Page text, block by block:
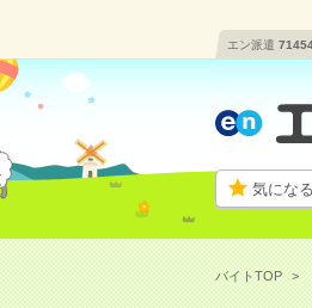
エン派遣
気にな
バイトTOP